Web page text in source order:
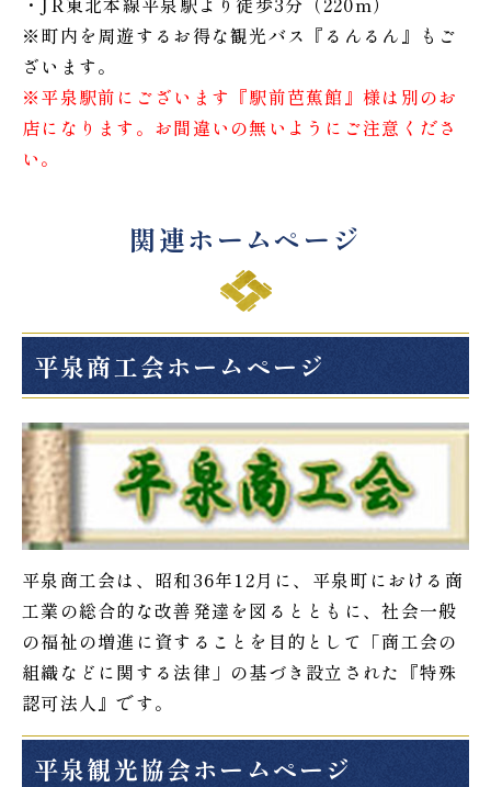
※町内を周遊するお得な観光バス『るんるん』もご
ざいます。
※平泉駅前にございます『駅前芭蕉館』様は別のお
店になります。お間違いの無いようにご注意くださ
い。
関連ホームページ
平泉商工会ホームページ
平泉商工会は、昭和36年12月に、平泉町における商
工業の総合的な改善発達を図るとともに、社会一般
の福祉の増進に資することを目的として「商工会の
組織などに関する法律」の基づき設立された『特殊
認可法人』です。
平泉観光協会ホームページ